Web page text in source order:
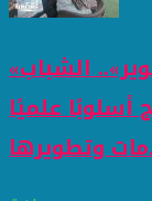
«صوت المستفيد.. بوصلة التطوير».. الشباب
أسلوبًا علميًا
وتطويرها